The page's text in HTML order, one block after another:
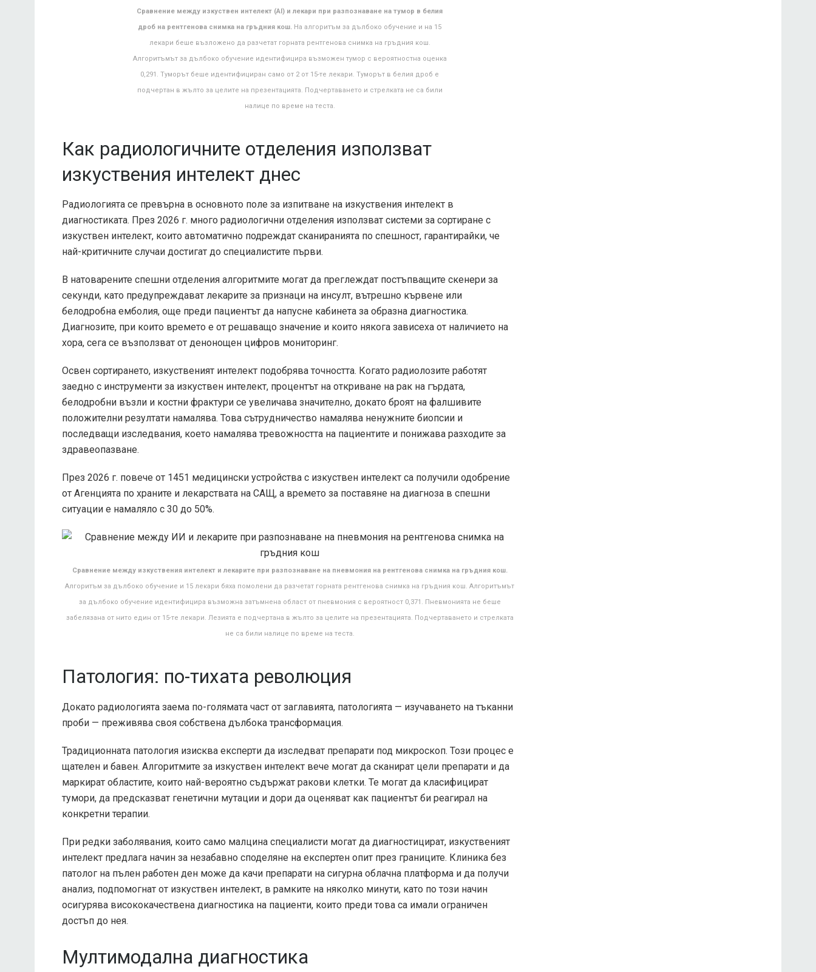
Сравнение между изкуствен интелект (AI) и лекари при разпознаване на тумор в белия
дроб на рентгенова снимка на гръдния кош. На алгоритъм за дълбоко обучение и на 15
лекари беше възложено да разчетат горната рентгенова снимка на гръдния кош.
Алгоритъмът за дълбоко обучение идентифицира възможен тумор с вероятностна оценка
0,291. Туморът беше идентифициран само от 2 от 15-те лекари. Туморът в белия дроб е
подчертан в жълто за целите на презентацията. Подчертаването и стрелката не са били
налице по време на теста.
Как радиологичните отделения използват
изкуствения интелект днес
Радиологията се превърна в основното поле за изпитване на изкуствения интелект в
диагностиката. През 2026 г. много радиологични отделения използват системи за сортиране с
изкуствен интелект, които автоматично подреждат сканиранията по спешност, гарантирайки, че
най-критичните случаи достигат до специалистите първи.
В натоварените спешни отделения алгоритмите могат да преглеждат постъпващите скенери за
секунди, като предупреждават лекарите за признаци на инсулт, вътрешно кървене или
белодробна емболия, още преди пациентът да напусне кабинета за образна диагностика.
Диагнозите, при които времето е от решаващо значение и които някога зависеха от наличието на
хора, сега се възползват от денонощен цифров мониторинг.
Освен сортирането, изкуственият интелект подобрява точността. Когато радиолозите работят
заедно с инструменти за изкуствен интелект, процентът на откриване на рак на гърдата,
белодробни възли и костни фрактури се увеличава значително, докато броят на фалшивите
положителни резултати намалява. Това сътрудничество намалява ненужните биопсии и
последващи изследвания, което намалява тревожността на пациентите и понижава разходите за
здравеопазване.
През 2026 г. повече от 1451 медицински устройства с изкуствен интелект са получили одобрение
от Агенцията по храните и лекарствата на САЩ, а времето за поставяне на диагноза в спешни
ситуации е намаляло с 30 до 50%.
Сравнение между изкуствения интелект и лекарите при разпознаване на пневмония на рентгенова снимка на гръдния кош.
Алгоритъм за дълбоко обучение и 15 лекари бяха помолени да разчетат горната рентгенова снимка на гръдния кош. Алгоритъмът
за дълбоко обучение идентифицира възможна затъмнена област от пневмония с вероятност 0,371. Пневмонията не беше
забелязана от нито един от 15-те лекари. Лезията е подчертана в жълто за целите на презентацията. Подчертаването и стрелката
не са били налице по време на теста.
Патология: по-тихата революция
Докато радиологията заема по-голямата част от заглавията, патологията — изучаването на тъканни
проби — преживява своя собствена дълбока трансформация.
Традиционната патология изисква експерти да изследват препарати под микроскоп. Този процес е
щателен и бавен. Алгоритмите за изкуствен интелект вече могат да сканират цели препарати и да
маркират областите, които най-вероятно съдържат ракови клетки. Те могат да класифицират
тумори, да предсказват генетични мутации и дори да оценяват как пациентът би реагирал на
конкретни терапии.
При редки заболявания, които само малцина специалисти могат да диагностицират, изкуственият
интелект предлага начин за незабавно споделяне на експертен опит през границите. Клиника без
патолог на пълен работен ден може да качи препарати на сигурна облачна платформа и да получи
анализ, подпомогнат от изкуствен интелект, в рамките на няколко минути, като по този начин
осигурява висококачествена диагностика на пациенти, които преди това са имали ограничен
достъп до нея.
Мултимодална диагностика